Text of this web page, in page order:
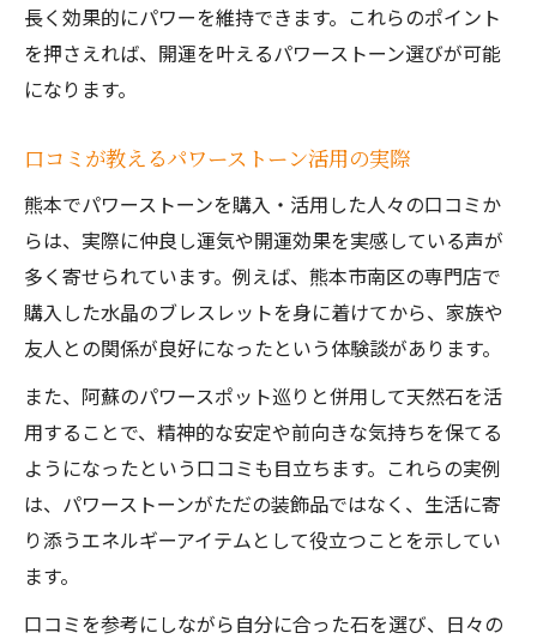
長く効果的にパワーを維持できます。これらのポイント
を押さえれば、開運を叶えるパワーストーン選びが可能
になります。
口コミが教えるパワーストーン活用の実際
熊本でパワーストーンを購入・活用した人々の口コミか
らは、実際に仲良し運気や開運効果を実感している声が
多く寄せられています。例えば、熊本市南区の専門店で
購入した水晶のブレスレットを身に着けてから、家族や
友人との関係が良好になったという体験談があります。
また、阿蘇のパワースポット巡りと併用して天然石を活
用することで、精神的な安定や前向きな気持ちを保てる
ようになったという口コミも目立ちます。これらの実例
は、パワーストーンがただの装飾品ではなく、生活に寄
り添うエネルギーアイテムとして役立つことを示してい
ます。
口コミを参考にしながら自分に合った石を選び、日々の